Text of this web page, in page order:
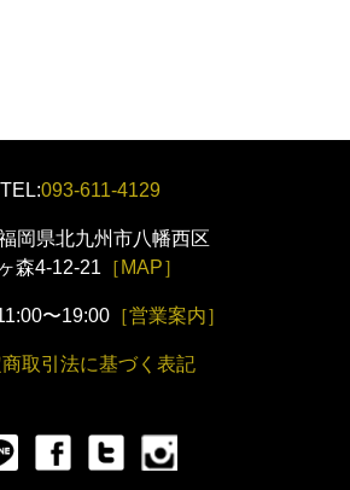
TEL:093-611-4129
岡県北九州市八幡西区
森4-12-21 ［MAP］
〜19:00［営業案内］
取引法に基づく表記